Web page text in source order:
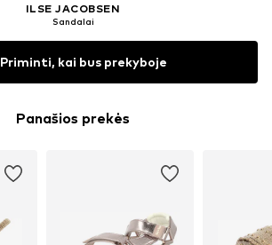
ILSE JACOBSEN
Sandalai
Priminti, kai bus prekyboje
Panašios prekės